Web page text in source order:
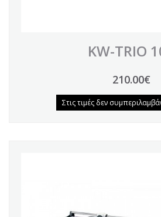
KW-TRIO
210.00€
Στις τιμές δεν